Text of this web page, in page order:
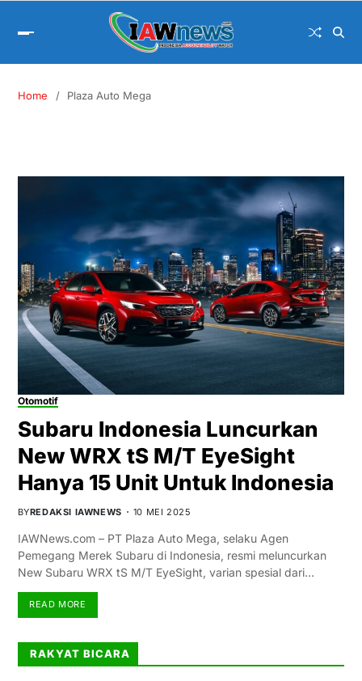
Home Plaza Auto Mega
Otomotif
Subaru Indonesia Luncurkan
New WRX tS M/T EyeSight
Hanya 15 Unit Untuk Indonesia
BYREDAKSI IAWNEWS 10 MEI 2025
IAWNews.com – PT Plaza Auto Mega, selaku Agen
Pemegang Merek Subaru di Indonesia, resmi meluncurkan
New Subaru WRX tS M/T EyeSight, varian spesial dari…
READ MORE
RAKYAT BICARA